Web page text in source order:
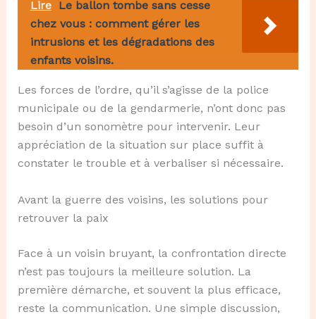
Lire Le ballon tombe sans cesse
chez vous : comment gérer les
intrusions et les dégradations des
enfants voisins.
Les forces de l’ordre, qu’il s’agisse de la police
municipale ou de la gendarmerie, n’ont donc pas
besoin d’un sonomètre pour intervenir. Leur
appréciation de la situation sur place suffit à
constater le trouble et à verbaliser si nécessaire.
Avant la guerre des voisins, les solutions pour
retrouver la paix
Face à un voisin bruyant, la confrontation directe
n’est pas toujours la meilleure solution. La
première démarche, et souvent la plus efficace,
reste la communication. Une simple discussion,